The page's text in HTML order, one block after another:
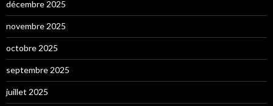
décembre 2025
novembre 2025
octobre 2025
septembre 2025
juillet 2025